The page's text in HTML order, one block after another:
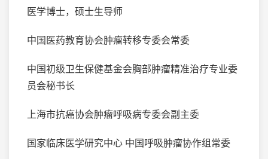
医学博士，硕士生导师
中国医药教育协会肿瘤转移专委会常委
中国初级卫生保健基金会胸部肿瘤精准治疗专业委
员会秘书长
上海市抗癌协会肿瘤呼吸病专委会副主委
国家临床医学研究中心 中国呼吸肿瘤协作组常委